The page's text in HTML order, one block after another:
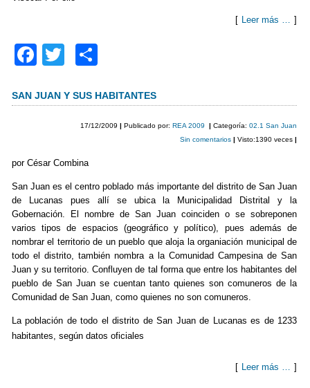
[ Leer más … ]
F
c
o
o
k
T
tt
er
m
p
SAN JUAN Y SUS HABITANTES
17/12/2009 | Publicado por:REA 2009 |Categoría:02.1 San Juan
Sin comentarios| Visto:1390 veces|
por César Combina
San Juan es el centro poblado más importante del distrito de San Juan
de Lucanas pues allí se ubica la Municipalidad Distrital y la
Gobernación. El nombre de San Juan coinciden o se sobreponen
varios tipos de espacios (geográfico y político), pues además de
nombrar el territorio de un pueblo que aloja la organiación municipal de
todo el distrito, también nombra a la Comunidad Campesina de San
Juan y su territorio. Confluyen de tal forma que entre los habitantes del
pueblo de San Juan se cuentan tanto quienes son comuneros de la
Comunidad de San Juan, como quienes no son comuneros.
La población de todo el distrito de San Juan de Lucanas es de 1233
habitantes, según datos oficiales
[ Leer más … ]